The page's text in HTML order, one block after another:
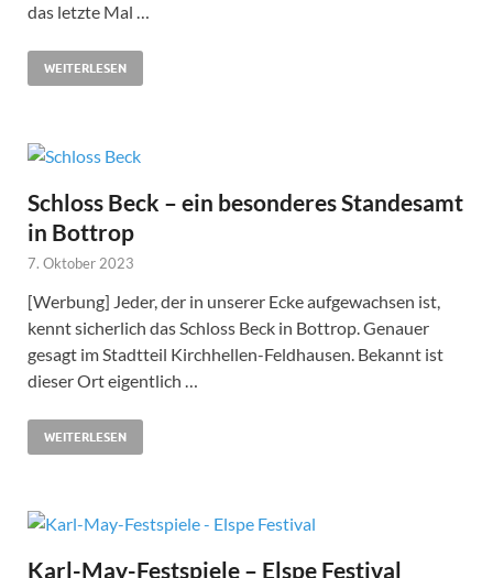
das letzte Mal …
WEITERLESEN
Schloss Beck – ein besonderes Standesamt
in Bottrop
7. Oktober 2023
[Werbung] Jeder, der in unserer Ecke aufgewachsen ist,
kennt sicherlich das Schloss Beck in Bottrop. Genauer
gesagt im Stadtteil Kirchhellen-Feldhausen. Bekannt ist
dieser Ort eigentlich …
WEITERLESEN
Karl-May-Festspiele – Elspe Festival